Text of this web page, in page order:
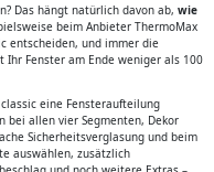
Das hängt natürlich davon ab, wie
beim Anbieter ThermoMax
entscheiden, und immer die
Fenster am Ende weniger als 100
eine Fensteraufteilung
allen vier Segmenten, Dekor
Sicherheitsverglasung und beim
auswählen, zusätzlich